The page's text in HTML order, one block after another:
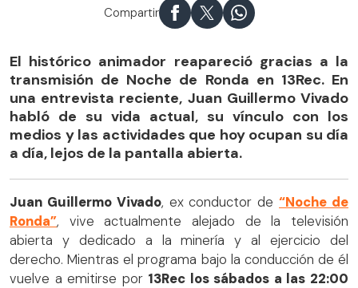
Compartir
El histórico animador reapareció gracias a la
transmisión de Noche de Ronda en 13Rec. En
una entrevista reciente, Juan Guillermo Vivado
habló de su vida actual, su vínculo con los
medios y las actividades que hoy ocupan su día
a día, lejos de la pantalla abierta.
Juan Guillermo Vivado, ex conductor de“Noche de
Ronda”, vive actualmente alejado de la televisión
abierta y dedicado a la minería y al ejercicio del
derecho. Mientras el programa bajo la conducción de él
vuelve a emitirse por 13Rec los sábados a las 22:00